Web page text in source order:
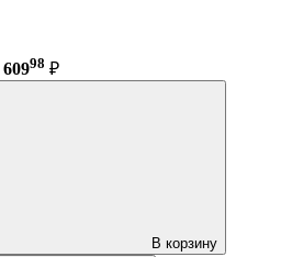
60998 ₽
В корзину